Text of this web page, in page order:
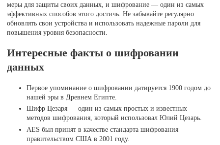
меры для защиты своих данных, и шифрование — один из самых
эффективных способов этого достичь. Не забывайте регулярно
обновлять свои устройства и использовать надежные пароли для
повышения уровня безопасности.
Интересные факты о шифровании
данных
Первое упоминание о шифровании датируется 1900 годом до
нашей эры в Древнем Египте.
Шифр Цезаря — один из самых простых и известных
методов шифрования, который использовал Юлий Цезарь.
AES был принят в качестве стандарта шифрования
правительством США в 2001 году.